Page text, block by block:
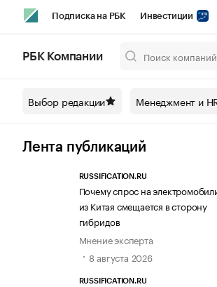
Подписка на РБК Инвестиции
Спецпроекты СПб Конференции
Технологии и медиа
РБК Компании
Выбор редакции Менеджмент и
Лента публикаций
RUSSIFICATION.RU
Почему спрос на
из Китая смещается в сторону
гибридов
Мнение эксперта
8 августа 2026
RUSSIFICATION.RU